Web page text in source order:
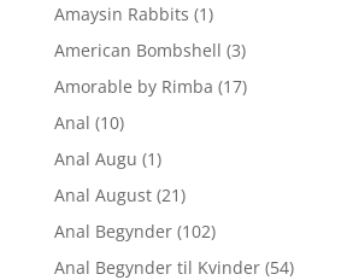
Amaysin Rabbits (1)
American Bombshell (3)
Amorable by Rimba (17)
Anal (10)
Anal Augu (1)
Anal August (21)
Anal Begynder (102)
Anal Begynder til Kvinder (54)